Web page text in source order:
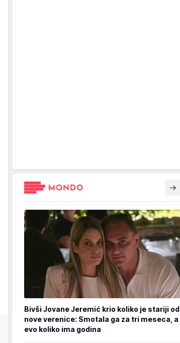
Bivši Jovane Jeremić krio koliko je stariji od
nove verenice: Smotala ga za tri meseca, a
evo koliko ima godina